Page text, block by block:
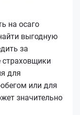
на осаго
выгодную
за
для
или для
значительно